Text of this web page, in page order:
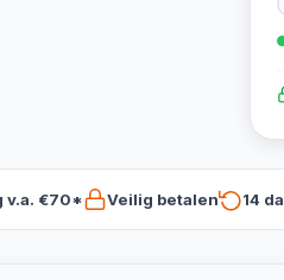
v.a. €70* Veilig betalen 14